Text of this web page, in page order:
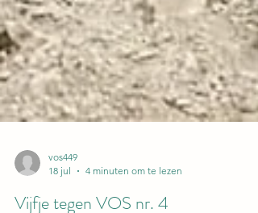
18 jul
4 minuten om te lezen